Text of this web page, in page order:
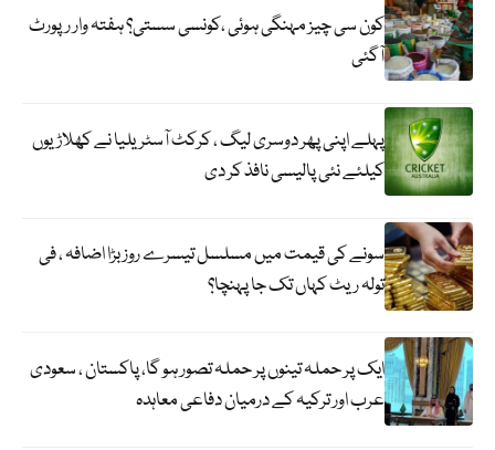
کون سی چیز مہنگی ہوئی ،کونسی سستی؟ ہفتہ وار رپورٹ
آگئی
پہلے اپنی پھر دوسری لیگ ، کرکٹ آسٹریلیا نے کھلاڑیوں
کیلئے نئی پالیسی نافذ کر دی
سونے کی قیمت میں مسلسل تیسرے روز بڑا اضافہ ، فی
تولہ ریٹ کہاں تک جا پہنچا؟
ایک پر حملہ تینوں پر حملہ تصور ہو گا، پاکستان ، سعودی
عرب اور ترکیہ کے درمیان دفاعی معاہدہ